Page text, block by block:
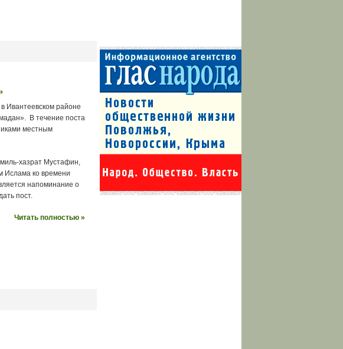
Ивантеевском районе
В течение поста
местным
хазрат Мустафин,
Ислама ко времени
напоминание о
пост.
Читать полностью »